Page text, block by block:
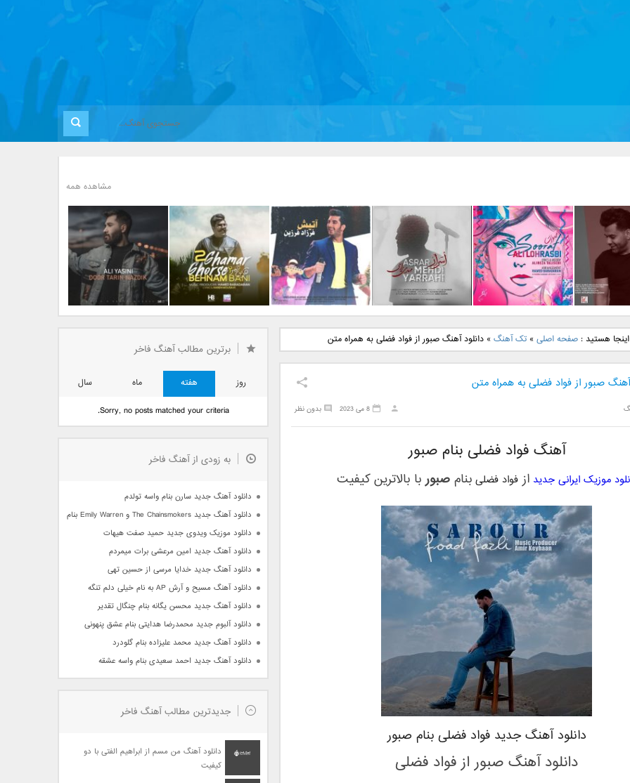
مشاهده همه
جدید رضا
نگار
دانلود آهنگ جدید علی
لهراسبی بنام صورت
دانلود آهنگ جدید مهدی
یراحی بنام اسرار
دانلود آهنگ جدید فرزاد
فرزین بنام آتیش
بانی بنام قرص قمر 2
یاسینی بنام دورترین نزدیک
هستید :صفحه اصلی »تک آهنگ »دانلود آهنگ صبور از فواد فضلی به همراه متن
آهنگ صبور از فواد فضلی به همراه متن
بدون نظر 8 می 2023
آهنگ فواد فضلی بنام صبور
موزیک ایرانی جدید ازفواد فضلیبنامصبوربا بالاترین کیفیت
دانلود آهنگ جدید فواد فضلی بنام صبور
دانلود آهنگ صبوراز فواد فضلی
برترین مطالب آهنگ فاخر
روز هفته ماه
سال
Sorry, no posts matched your criteria.
به زودی از آهنگ فاخر
دانلود آهنگ جدید سارن بنام واسه تولدم
دانلود آهنگ جدید The Chainsmokers و Emily Warren بنام Side Effects
دانلود موزیک ویدوی جدید حمید صفت هیهات
دانلود آهنگ جدید امین مرعشی برات میمردم
دانلود آهنگ جدید خدایا مرسی از حسین تهی
دانلود آهنگ مسیح و آرش AP به نام خیلی دلم تنگه
دانلود آهنگ جدید محسن یگانه بنام چنگال تقدیر
دانلود آلبوم جدید محمدرضا هدایتی بنام عشق پنهونی
دانلود آهنگ جدید محمد علیزاده بنام گلودرد
دانلود آهنگ جدید احمد سعیدی بنام واسه عشقه
جدیدترین مطالب آهنگ فاخر
دانلود آهنگ من مسم از ابراهیم الفتی با دو
کیفیت